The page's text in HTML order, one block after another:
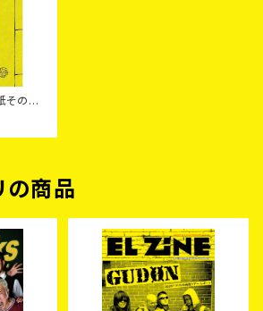
その五
ふざけ
の商品